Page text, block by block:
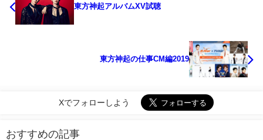
東方神起アルバムXV試聴
東方神起の仕事CM編2019
Xでフォローしよう
おすすめの記事